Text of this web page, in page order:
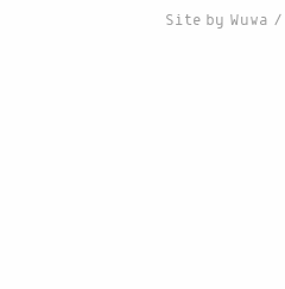
Site by Wuwa /